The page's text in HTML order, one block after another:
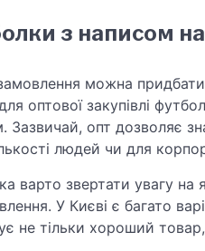
з написом
можна придбати
оптової закупівлі
Зазвичай, опт дозволяє
людей чи для
варто звертати увагу на
У Києві є багато
не тільки хороший